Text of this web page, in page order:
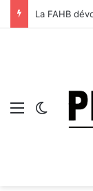
La FAHB
Menu Switch